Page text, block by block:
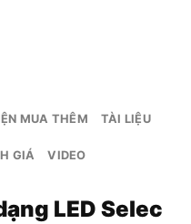
MUA THÊM TÀI LIỆU
GIÁ VIDEO
LED Selec